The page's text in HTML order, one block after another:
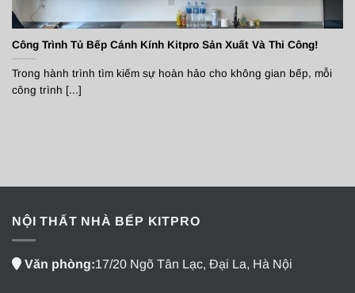
Công Trình Tủ Bếp Cánh Kính Kitpro Sản Xuất Và Thi Công!
Trong hành trình tìm kiếm sự hoàn hảo cho không gian bếp, mỗi
công trình [...]
NỘI THẤT NHÀ BẾP KITPRO
Văn phòng:17/20 Ngõ Tân Lạc, Đại La, Hà Nội